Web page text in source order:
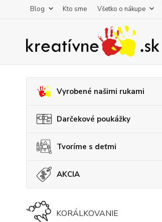
Blog Kto sme Všetko o nákupe
Vyrobené našimi rukami
Darčekové poukážky
Tvoríme s deťmi
AKCIA
KORÁLKOVANIE